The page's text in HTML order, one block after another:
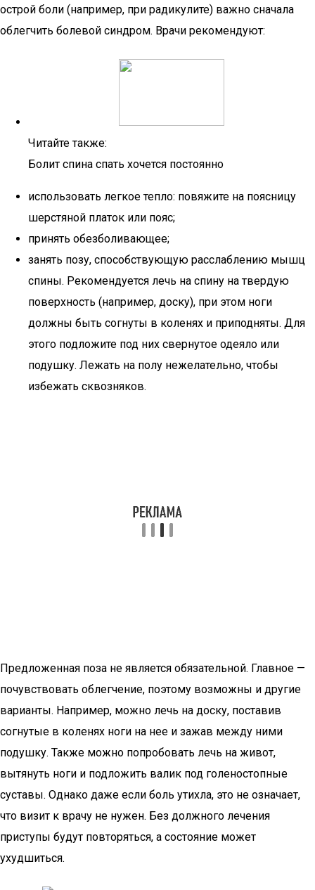
острой боли (например, при радикулите) важно сначала
облегчить болевой синдром. Врачи рекомендуют:
Читайте также:
Болит спина спать хочется постоянно
использовать легкое тепло: повяжите на поясницу
шерстяной платок или пояс;
принять обезболивающее;
занять позу, способствующую расслаблению мышц
спины. Рекомендуется лечь на спину на твердую
поверхность (например, доску), при этом ноги
должны быть согнуты в коленях и приподняты. Для
этого подложите под них свернутое одеяло или
подушку. Лежать на полу нежелательно, чтобы
избежать сквозняков.
Предложенная поза не является обязательной. Главное —
почувствовать облегчение, поэтому возможны и другие
варианты. Например, можно лечь на доску, поставив
согнутые в коленях ноги на нее и зажав между ними
подушку. Также можно попробовать лечь на живот,
вытянуть ноги и подложить валик под голеностопные
суставы. Однако даже если боль утихла, это не означает,
что визит к врачу не нужен. Без должного лечения
приступы будут повторяться, а состояние может
ухудшиться.